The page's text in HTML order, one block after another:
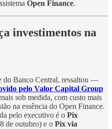
Open Finance.
investimentos na
do Banco Central, ressaltou —
pelo Valor Capital Group
sob medida, com custo mais
na essência do Open Finance.
pelo executivo é o Pix
de outubro) e o Pix via